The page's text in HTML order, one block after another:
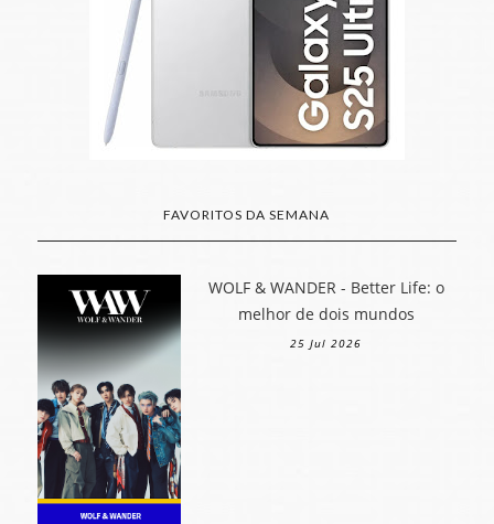
FAVORITOS DA SEMANA
WOLF & WANDER - Better Life: o
melhor de dois mundos
25 Jul 2026